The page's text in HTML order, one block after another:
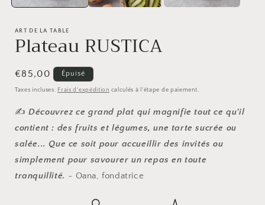
ART DE LA TABLE
Plateau RUSTICA
Prix
habituel
€85,00 Épuisé
Taxes incluses. Frais d'expédition calculés à l'étape de paiement.
✍️Découvrez ce grand plat qui magnifie tout ce qu'il
contient : des fruits et légumes, une tarte sucrée ou
salée... Que ce soit pour accueillir des invités ou
simplement pour savourer un repas en toute
tranquillité. ~ Oana, fondatrice